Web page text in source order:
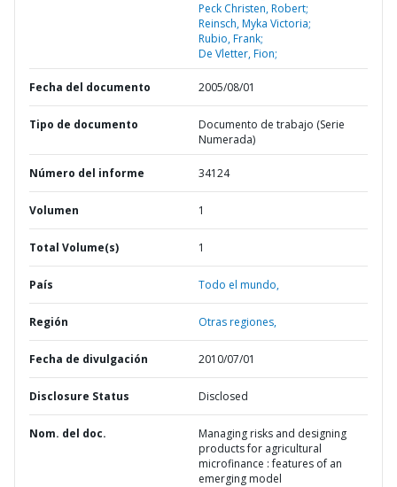
Peck Christen, Robert;
Reinsch, Myka Victoria;
Rubio, Frank;
De Vletter, Fion;
Fecha del documento 2005/08/01
Tipo de documento
Documento de trabajo (Serie
Numerada)
Número del informe 34124
Volumen 1
Total Volume(s) 1
País Todo el mundo,
Región Otras regiones,
Fecha de divulgación 2010/07/01
Disclosure Status Disclosed
Nom. del doc.
Managing risks and designing
products for agricultural
microfinance : features of an
emerging model